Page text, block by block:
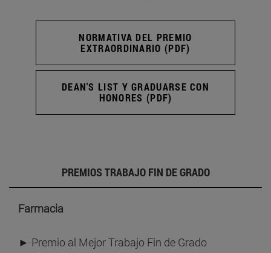
NORMATIVA DEL PREMIO
EXTRAORDINARIO (PDF)
DEAN'S LIST Y GRADUARSE CON
HONORES (PDF)
PREMIOS TRABAJO FIN DE GRADO
Farmacia
► Premio al Mejor Trabajo Fin de Grado